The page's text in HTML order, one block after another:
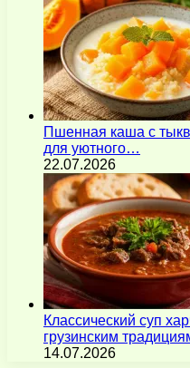
Пшенная каша с
для уютного…
22.07.2026
Классический суп
грузинским
14.07.2026